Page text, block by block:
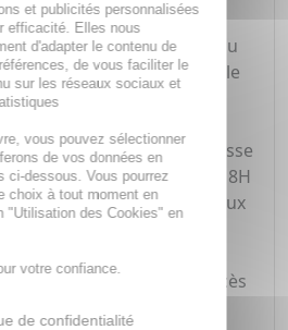
chaudes ou tout
peuvent créer une peau
préoccupation universelle
et ultra-absorbant laisse
toute la journée grâce à 8H
en complexe de minéraux
le sébum (extraits
+ zinc) et en
pour contrôler l'excès
et publicités personnalisées
efficacité. Elles nous
d'adapter le contenu de
de vous faciliter le
sur les réseaux sociaux et
vous pouvez sélectionner
de vos données en
ci-dessous. Vous pourrez
choix à tout moment en
"Utilisation des Cookies" en
votre confiance.
de confidentialité